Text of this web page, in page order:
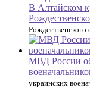
В Алтайском
Рождественского
МВД России
украинских